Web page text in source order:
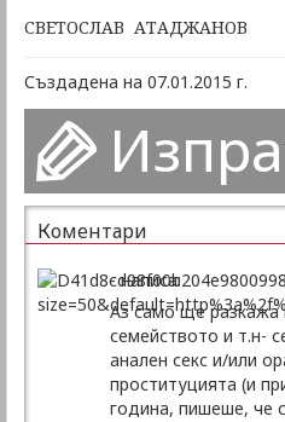
СВЕТОСЛАВ АТАДЖАНОВ
Създадена на 07.01.2015 г.
Коментари
- написа:
Аз само ще разкажа
семейството и т.н-
анален секс и/или
проституцията (и
година, пишеше, че